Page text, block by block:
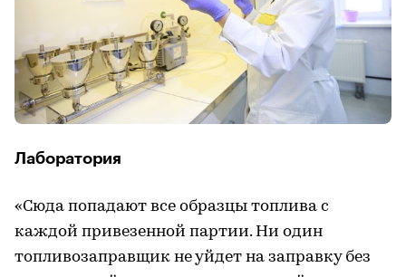
Лаборатория
«Сюда попадают все образцы топлива с
каждой привезенной партии. Ни один
топливозаправщик не уйдет на заправку без